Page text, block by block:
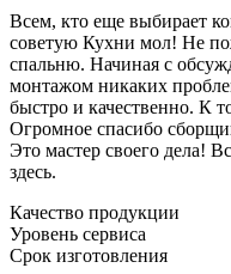
Всем, кто еще выбирает
советую Кухни мол! Не
спальню. Начиная с
монтажом никаких
быстро и качественно. К
Огромное спасибо
Это мастер своего дела!
здесь.
Качество продукции
Уровень сервиса
Срок изготовления